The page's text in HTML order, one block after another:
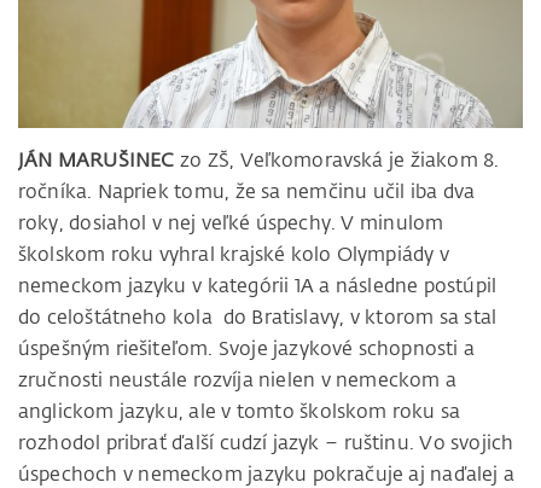
JÁN MARUŠINEC zo ZŠ, Veľkomoravská je žiakom 8.
ročníka. Napriek tomu, že sa nemčinu učil iba dva
roky, dosiahol v nej veľké úspechy. V minulom
školskom roku vyhral krajské kolo Olympiády v
nemeckom jazyku v kategórii 1A a následne postúpil
do celoštátneho kola do Bratislavy, v ktorom sa stal
úspešným riešiteľom. Svoje jazykové schopnosti a
zručnosti neustále rozvíja nielen v nemeckom a
anglickom jazyku, ale v tomto školskom roku sa
rozhodol pribrať ďalší cudzí jazyk – ruštinu. Vo svojich
úspechoch v nemeckom jazyku pokračuje aj naďalej a